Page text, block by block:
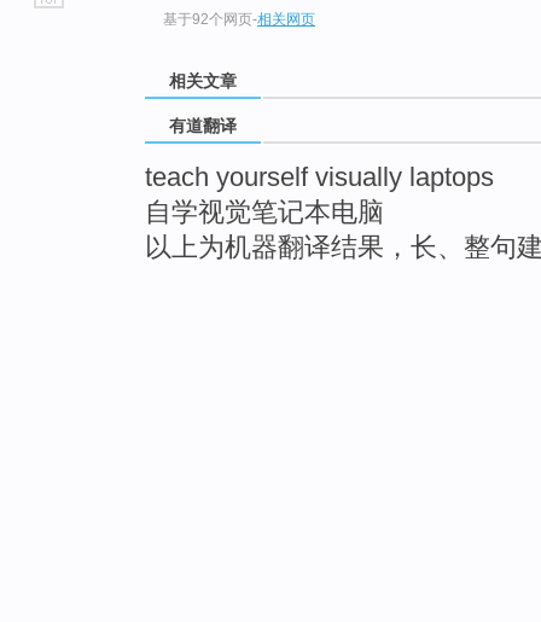
基于92个网页-相关网页
相关文章
有道翻译
teach yourself visually laptops
自学视觉笔记本电脑
以上为机器翻译结果，长、整句